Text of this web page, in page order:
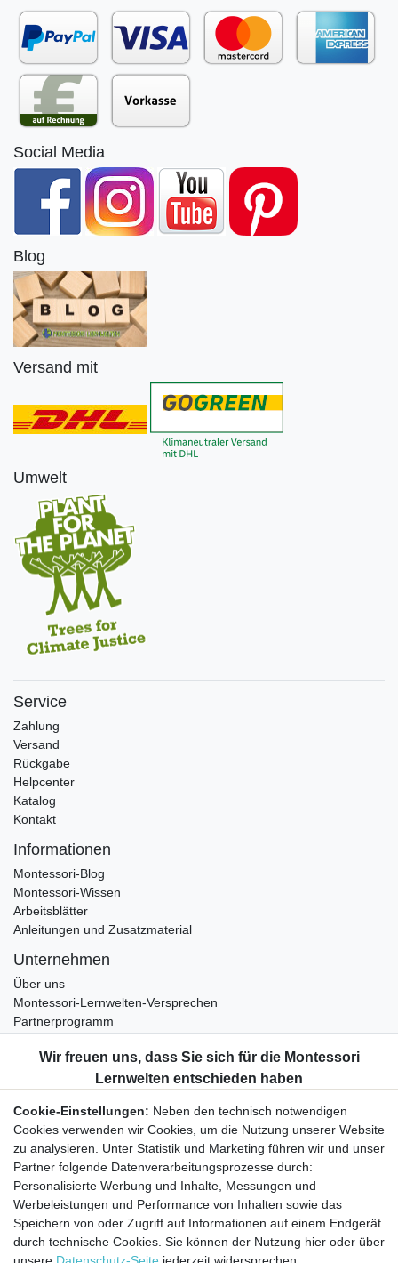
Social Media
Blog
Versand mit
Umwelt
Service
Zahlung
Versand
Rückgabe
Helpcenter
Katalog
Kontakt
Informationen
Montessori-Blog
Montessori-Wissen
Arbeitsblätter
Anleitungen und Zusatzmaterial
Unternehmen
Über uns
Montessori-Lernwelten-Versprechen
Partnerprogramm
Bestellung widerrufen
Datenschutzerklärung
AGB
Impressum
Aktuelles rund um Montessori-Materialien und
Montessori-Pädagogik.
Kostenfreie wöchentliche Infos
Cookie-Einstellungen: Neben den technisch notwendigen
Cookies verwenden wir Cookies, um die Nutzung unserer Website
zu analysieren. Unter Statistik und Marketing führen wir und unser
Partner folgende Datenverarbeitungsprozesse durch:
Personalisierte Werbung und Inhalte, Messungen und
Werbeleistungen und Performance von Inhalten sowie das
Speichern von oder Zugriff auf Informationen auf einem Endgerät
durch technische Cookies. Sie können der Nutzung hier oder über